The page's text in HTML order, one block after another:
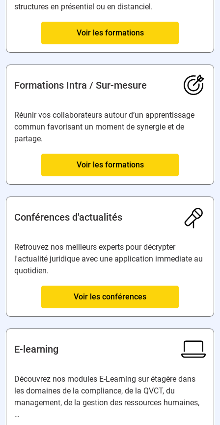
structures en présentiel ou en distanciel.
Voir les formations
Formations Intra / Sur‑mesure
Réunir vos collaborateurs autour d’un apprentissage
commun favorisant un moment de synergie et de
partage.
Voir les formations
Conférences d'actualités
Retrouvez nos meilleurs experts pour décrypter
l'actualité juridique avec une application immediate au
quotidien.
Voir les conférences
E-learning
Découvrez nos modules E-Learning sur étagère dans
les domaines de la compliance, de la QVCT, du
management, de la gestion des ressources humaines,
…